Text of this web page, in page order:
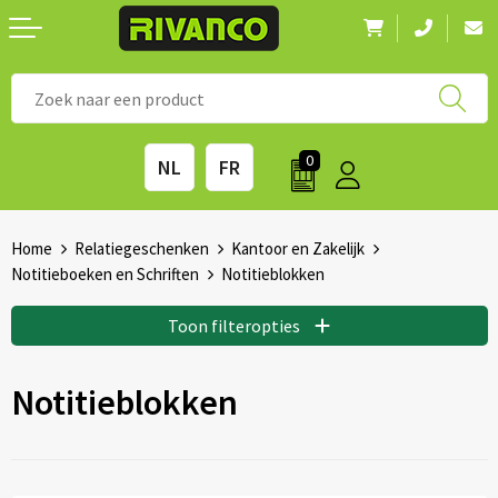
NL FR 0
Kantoorartikelen
Kinderen & spellen
Technologie & Accessoires
◼ Eco-producten
◼ Survival gear
◼ Seizoenen
◼ Feestdagen
Home Relatiegeschenken
Kantoor en Zakelijk
Notitieboeken en Schriften
Notitieblokken
Toon filteropties
Notitieblokken